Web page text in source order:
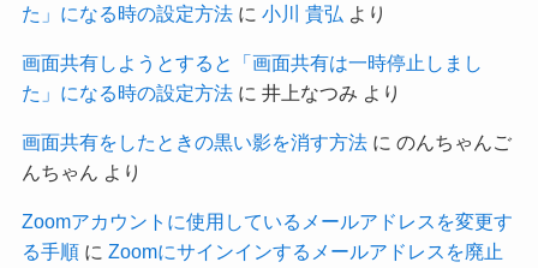
た」になる時の設定方法に 小川 貴弘 より
画面共有しようとすると「画面共有は一時停止しまし
た」になる時の設定方法に 井上なつみ より
画面共有をしたときの黒い影を消す方法に のんちゃんご
んちゃん より
Zoomアカウントに使用しているメールアドレスを変更す
る手順に Zoomにサインインするメールアドレスを廃止